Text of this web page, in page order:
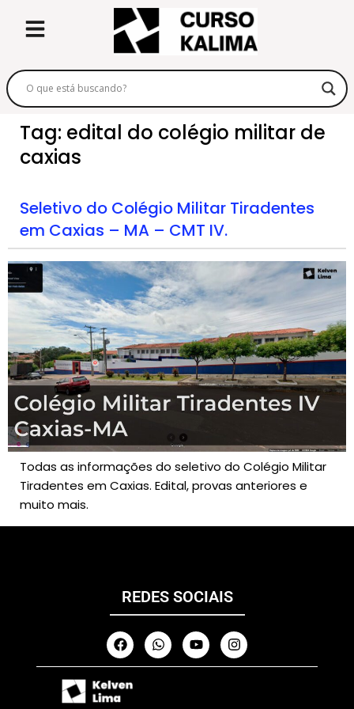
Tag: edital do colégio militar de
caxias
Seletivo do Colégio Militar Tiradentes
em Caxias – MA – CMT IV.
Todas as informações do seletivo do Colégio Militar
Tiradentes em Caxias. Edital, provas anteriores e
muito mais.
REDES SOCIAIS